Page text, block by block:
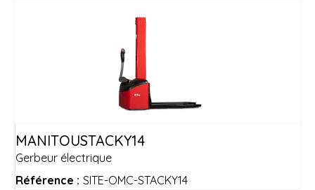
Gerbeur électrique
MANITOUSTACKY14
Référence : SITE-OMC-STACKY14